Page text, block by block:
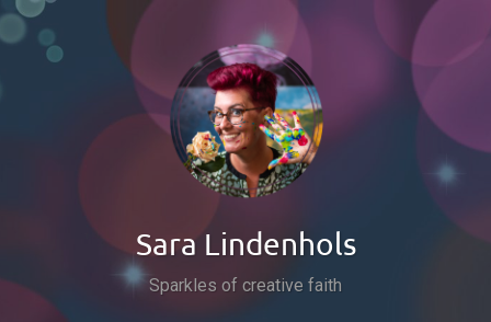
Naar
inhoud
Zoeken
Sara Lindenhols
Sparkles of creative faith